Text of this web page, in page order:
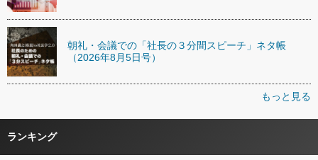
朝礼・会議での「社長の３分間スピーチ」ネタ帳
（2026年8月5日号）
もっと見る
ランキング